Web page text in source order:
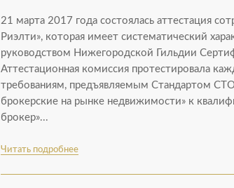
21 марта 2017 года состоялась аттестация
Риэлти», которая имеет систематический
руководством Нижегородской Гильдии
Аттестационная комиссия протестировала
требованиям, предъявляемым Стандартом СТО
брокерские на рынке недвижимости» к
брокер»...
Читать подробнее